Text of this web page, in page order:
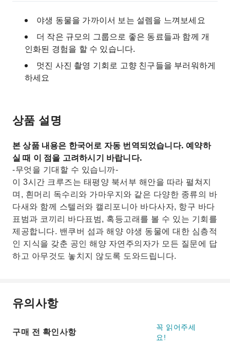
야생 동물을 가까이서 보는 설렘을 느껴보세요
더 작은 규모의 그룹으로 좋은 동료들과 함께 개
인화된 경험을 할 수 있습니다.
멋진 사진 촬영 기회로 고향 친구들을 부러워하게
하세요
상품 설명
본 상품 내용은 한국어로 자동 번역되었습니다. 예약하
실 때 이 점을 고려하시기 바랍니다.
-무엇을 기대할 수 있습니까-
이 3시간 크루즈는 태평양 북서부 해안을 따라 펼쳐지
며, 흰머리 독수리와 가마우지와 같은 다양한 종류의 바
다새와 함께 스텔러와 캘리포니아 바다사자, 항구 바다
표범과 코끼리 바다표범, 혹등고래를 볼 수 있는 기회를
제공합니다. 밴쿠버 섬과 해양 야생 동물에 대한 심층적
인 지식을 갖춘 공인 해양 자연주의자가 모든 질문에 답
하고 아무것도 놓치지 않도록 도와드립니다.
유의사항
구매 전 확인사항
꼭 읽어주세
요!